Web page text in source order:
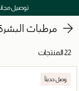
توصيل مجاني
مرطبات
22 المنتجات
وصل حديثاً